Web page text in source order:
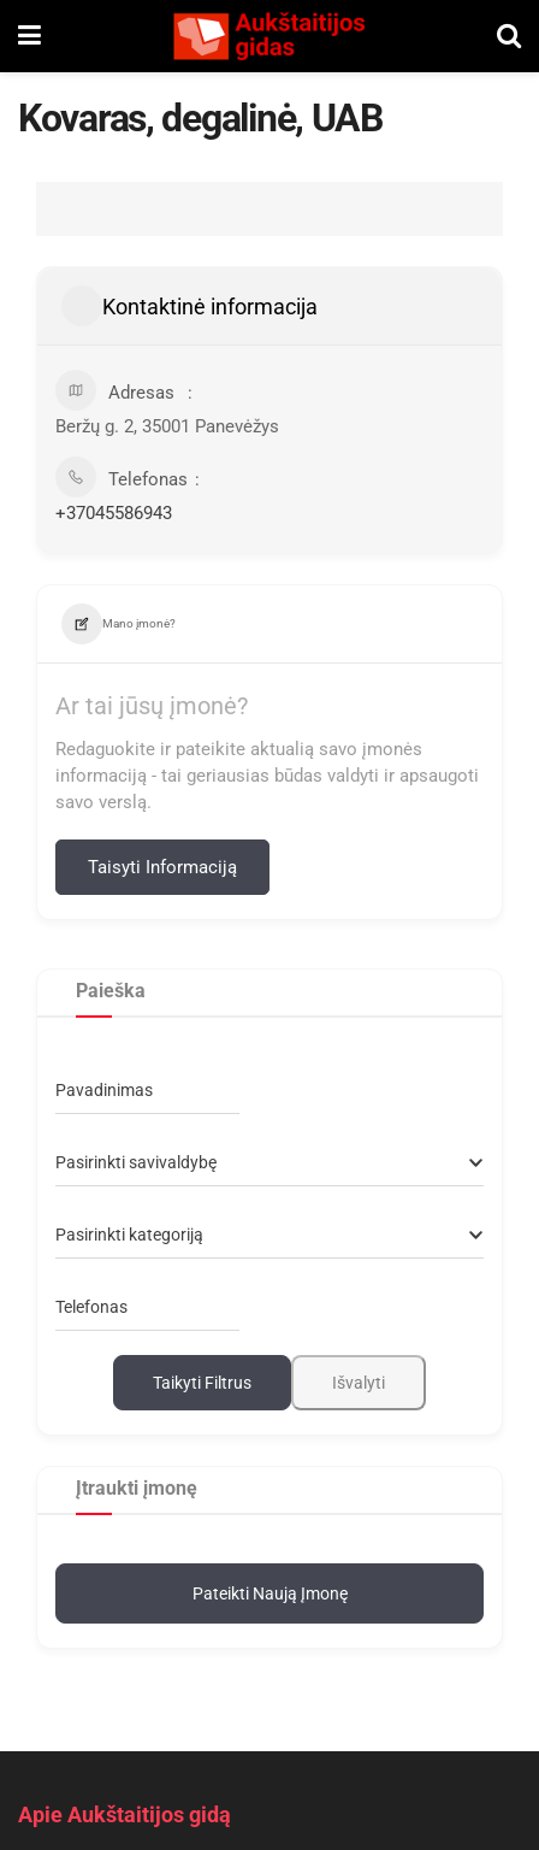
Kovaras, degalinė, UAB
Kontaktinė informacija
Adresas
Beržų g. 2, 35001 Panevėžys
Telefonas
+37045586943
Mano įmonė?
Ar tai jūsų įmonė?
Redaguokite ir pateikite aktualią savo įmonės
informaciją - tai geriausias būdas valdyti ir apsaugoti
savo verslą.
Taisyti Informaciją
Paieška
Pavadinimas
Pasirinkti savivaldybę
Pasirinkti kategoriją
Telefonas
Taikyti Filtrus Išvalyti
Įtraukti įmonę
Pateikti Naują Įmonę
Apie Aukštaitijos gidą